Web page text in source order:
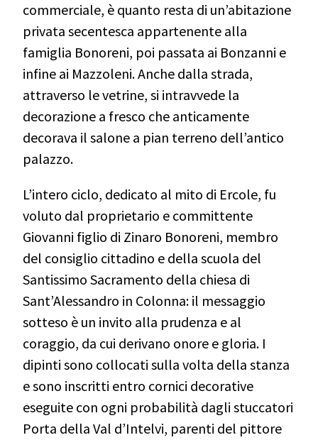
commerciale, è quanto resta di un’abitazione
privata secentesca appartenente alla
famiglia Bonoreni, poi passata ai Bonzanni e
infine ai Mazzoleni. Anche dalla strada,
attraverso le vetrine, si intravvede la
decorazione a fresco che anticamente
decorava il salone a pian terreno dell’antico
palazzo.
L’intero ciclo, dedicato al mito di Ercole, fu
voluto dal proprietario e committente
Giovanni figlio di Zinaro Bonoreni, membro
del consiglio cittadino e della scuola del
Santissimo Sacramento della chiesa di
Sant’Alessandro in Colonna: il messaggio
sotteso è un invito alla prudenza e al
coraggio, da cui derivano onore e gloria. I
dipinti sono collocati sulla volta della stanza
e sono inscritti entro cornici decorative
eseguite con ogni probabilità dagli stuccatori
Porta della Val d’Intelvi, parenti del pittore